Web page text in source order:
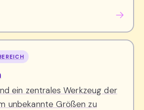
ein zentrales Werkzeug der
unbekannte Größen zu